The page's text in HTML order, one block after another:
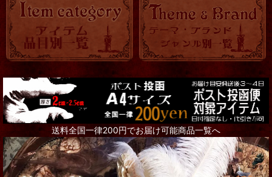
送料全国一律200円でお届け可能商品一覧へ